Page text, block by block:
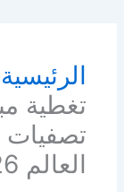
الرئيسية
تغطية
تصفيات
العالم 2026